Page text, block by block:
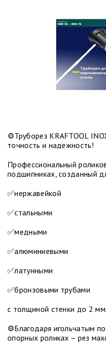
⚙️Труборез KRAFTOOL
точность и надежность!
Профессиональный
подшипниках, созданный
✅нержавейкой
✅стальными
✅медными
✅алюминиевыми
✅латунными
✅бронзовыми трубами
с толщиной стенки до 2 мм.
⚙️Благодаря игольчатым
опорных роликах – рез